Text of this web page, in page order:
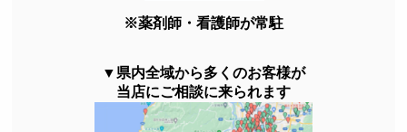
※薬剤師・看護師が常駐
▼県内全域から多くのお客様が
当店にご相談に来られます